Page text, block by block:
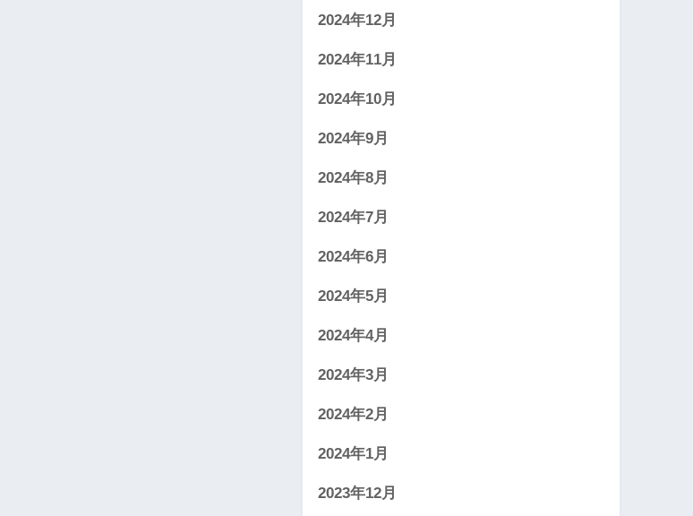
2024年12月
2024年11月
2024年10月
2024年9月
2024年8月
2024年7月
2024年6月
2024年5月
2024年4月
2024年3月
2024年2月
2024年1月
2023年12月